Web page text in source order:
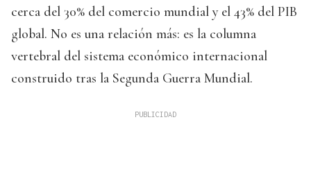
cerca del 30% del comercio mundial y el 43% del PIB
global. No es una relación más: es la columna
vertebral del sistema económico internacional
construido tras la Segunda Guerra Mundial.